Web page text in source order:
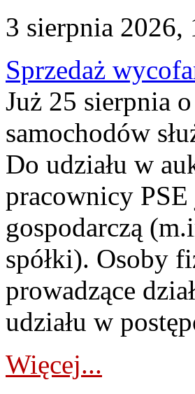
3 sierpnia 2026,
Sprzedaż
Już 25 sierpnia
samochodów
Do udziału w
pracownicy
gospodarczą
spółki). Osoby
prowadzące
udziału w
Więcej...